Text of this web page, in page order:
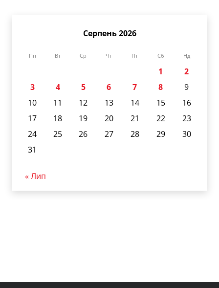
Серпень 2026
Пн Вт Ср Чт Пт Сб Нд
1
2
3
4 5 6 7 8
9
10
11 12 13 14 15
16
17
18 19 20 21 22
23
24
25 26 27 28 29
30
31
« Лип